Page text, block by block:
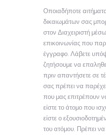
Οποιαδήποτε
δικαιωμάτων σας
στον Διαχειριστή
επικοινωνίας που
έγγραφο. Λάβετε
ζητήσουμε να
πριν απαντήσετε σε
σας πρέπει να
που μας επιτρέπουν
είστε το άτομο που
είστε ο
του ατόμου. Πρέπει